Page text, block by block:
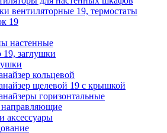
вентиляторные 19, термостаты
19
настенные
19, заглушки
кольцевой
щелевой 19 с крышкой
горизонтальные
аксессуары